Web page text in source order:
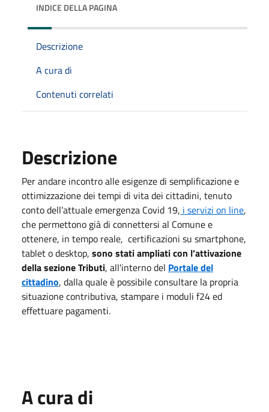
INDICE DELLA PAGINA
Descrizione
A cura di
Contenuti correlati
Descrizione
Per andare incontro alle esigenze di semplificazione e
ottimizzazione dei tempi di vita dei cittadini, tenuto
conto dell’attuale emergenza Covid 19, i servizi on line,
che permettono già di connettersi al Comune e
ottenere, in tempo reale, certificazioni su smartphone,
tablet o desktop, sono stati ampliati con l’attivazione
della sezione Tributi, all'interno del Portale del
cittadino, dalla quale è possibile consultare la propria
situazione contributiva, stampare i moduli f24 ed
effettuare pagamenti.
A cura di